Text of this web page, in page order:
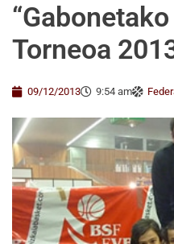
Torneoa
09/12/2013 9:54 am